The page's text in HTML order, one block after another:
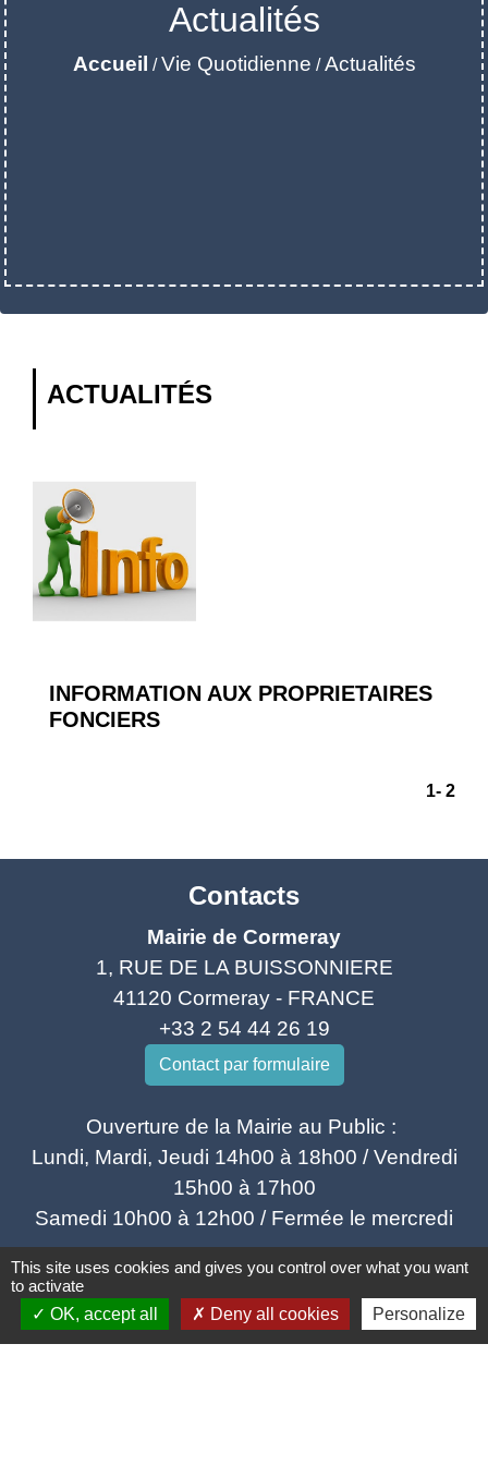
Actualités
Accueil /Vie Quotidienne /Actualités
ACTUALITÉS
INFORMATION AUX PROPRIETAIRES
FONCIERS
1- 2
Contacts
Mairie de Cormeray
1, RUE DE LA BUISSONNIERE
41120 Cormeray - FRANCE
+33 2 54 44 26 19
Contact par formulaire
Ouverture de la Mairie au Public :
Lundi, Mardi, Jeudi 14h00 à 18h00 / Vendredi
15h00 à 17h00
Samedi 10h00 à 12h00 / Fermée le mercredi
This site uses cookies and gives you control over what you want
to activate
OK, accept all
Deny all cookies Personalize